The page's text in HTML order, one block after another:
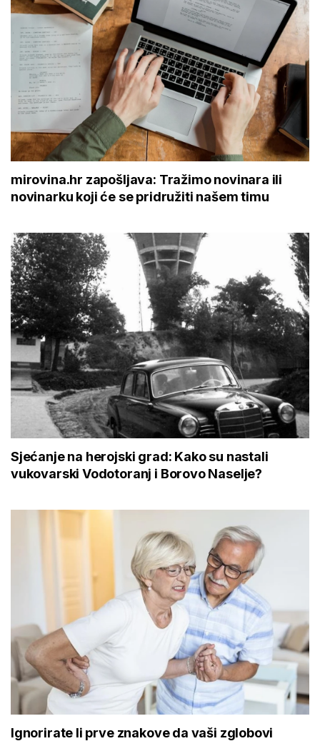
mirovina.hr zapošljava: Tražimo novinara ili
novinarku koji će se pridružiti našem timu
Sjećanje na herojski grad: Kako su nastali
vukovarski Vodotoranj i Borovo Naselje?
Ignorirate li prve znakove da vaši zglobovi